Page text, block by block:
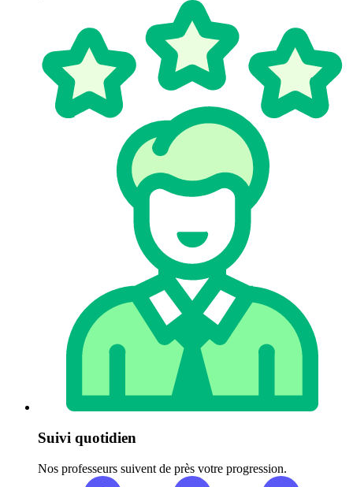
Suivi quotidien
Nos professeurs suivent de près votre progression.